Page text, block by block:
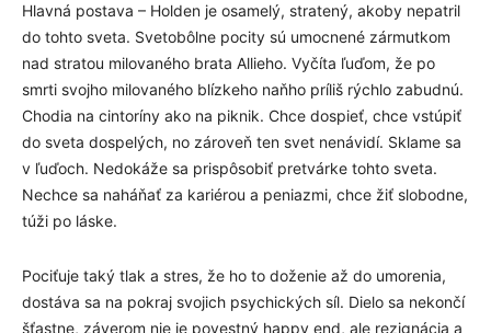
Hlavná postava – Holden je osamelý, stratený, akoby nepatril
do tohto sveta. Svetobôlne pocity sú umocnené zármutkom
nad stratou milovaného brata Allieho. Vyčíta ľuďom, že po
smrti svojho milovaného blízkeho naňho príliš rýchlo zabudnú.
Chodia na cintoríny ako na piknik. Chce dospieť, chce vstúpiť
do sveta dospelých, no zároveň ten svet nenávidí. Sklame sa
v ľuďoch. Nedokáže sa prispôsobiť pretvárke tohto sveta.
Nechce sa naháňať za kariérou a peniazmi, chce žiť slobodne,
túži po láske.
Pociťuje taký tlak a stres, že ho to doženie až do umorenia,
dostáva sa na pokraj svojich psychických síl. Dielo sa nekončí
šťastne, záverom nie je povestný happy end, ale rezignácia a